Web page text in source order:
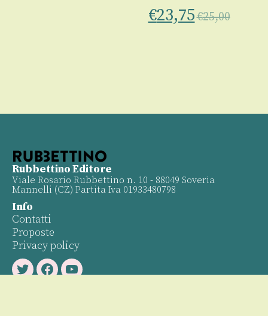
€23,75€25,00
Rubbettino Editore
Viale Rosario Rubbettino n. 10 - 88049 Soveria
Mannelli (CZ) Partita Iva 01933480798
Info
Contatti
Proposte
Privacy policy
TwitterFacebookYoutube